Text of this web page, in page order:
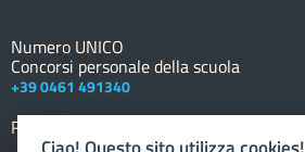
Numero UNICO
Concorsi personale della scuola
+39 0461 491340
Registro elettronico